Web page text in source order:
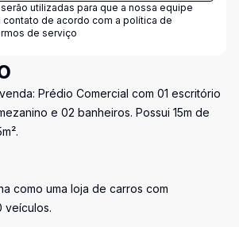
utilizadas para que a nossa equipe
contato de acordo com a política de
de serviço
Prédio Comercial com 01 escritório
e 02 banheiros. Possui 15m de
como uma loja de carros com
veículos.